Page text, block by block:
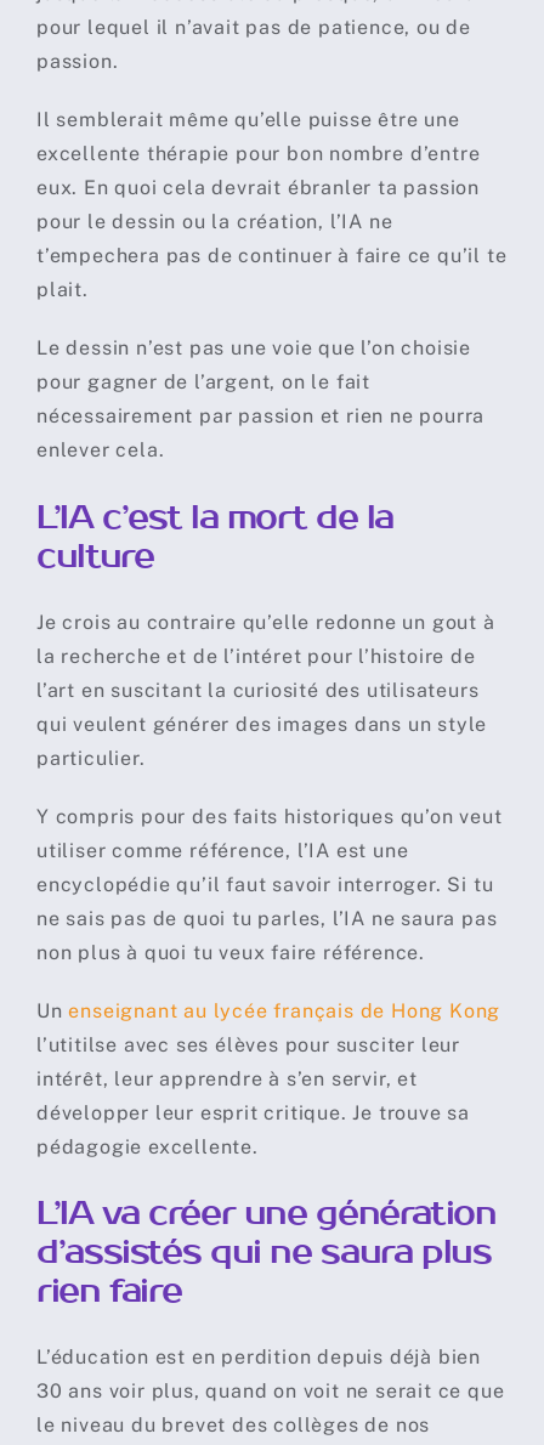
pour lequel il n’avait pas de patience, ou de
passion.
Il semblerait même qu’elle puisse être une
excellente thérapie pour bon nombre d’entre
eux. En quoi cela devrait ébranler ta passion
pour le dessin ou la création, l’IA ne
t’empechera pas de continuer à faire ce qu’il te
plait.
Le dessin n’est pas une voie que l’on choisie
pour gagner de l’argent, on le fait
nécessairement par passion et rien ne pourra
enlever cela.
L’IA c’est la mort de la
culture
Je crois au contraire qu’elle redonne un gout à
la recherche et de l’intéret pour l’histoire de
l’art en suscitant la curiosité des utilisateurs
qui veulent générer des images dans un style
particulier.
Y compris pour des faits historiques qu’on veut
utiliser comme référence, l’IA est une
encyclopédie qu’il faut savoir interroger. Si tu
ne sais pas de quoi tu parles, l’IA ne saura pas
non plus à quoi tu veux faire référence.
Unenseignant au lycée français de Hong Kong
l’utitilse avec ses élèves pour susciter leur
intérêt, leur apprendre à s’en servir, et
développer leur esprit critique. Je trouve sa
pédagogie excellente.
L’IA va créer une génération
d’assistés qui ne saura plus
rien faire
L’éducation est en perdition depuis déjà bien
30 ans voir plus, quand on voit ne serait ce que
le niveau du brevet des collèges de nos